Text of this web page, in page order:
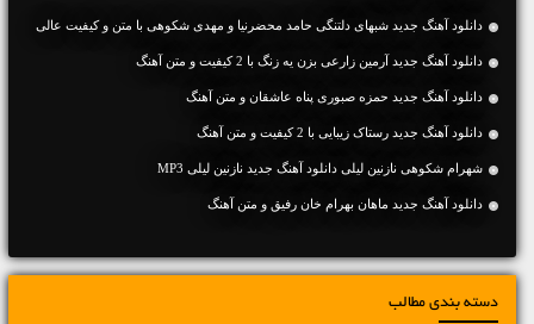
دانلود آهنگ جديد شبهای دلتنگی حامد محضرنیا و مهدی شکوهی با متن و کیفیت عالی
دانلود آهنگ جديد آرمین زارعی بزن یه زنگ با 2 کیفیت و متن آهنگ
دانلود آهنگ جديد حمزه صبوری پناه عاشقان و متن آهنگ
دانلود آهنگ جديد رستاک زیبایی با 2 کیفیت و متن آهنگ
شهرام شکوهی نازنین لیلی دانلود آهنگ جدید نازنین لیلی MP3
دانلود آهنگ جديد ماهان بهرام خان رفیق و متن آهنگ
دسته بندی مطالب